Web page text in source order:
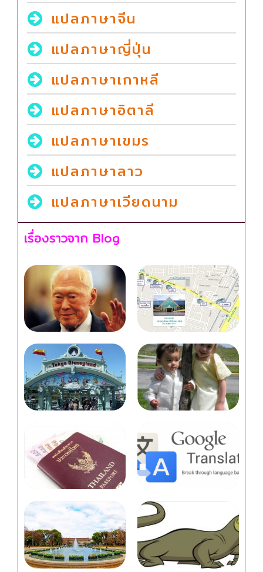
แปลภาษาจีน
แปลภาษาญี่ปุ่น
แปลภาษาเกาหลี
แปลภาษาอิตาลี
แปลภาษาเขมร
แปลภาษาลาว
แปลภาษาเวียดนาม
เรื่องราวจาก Blog